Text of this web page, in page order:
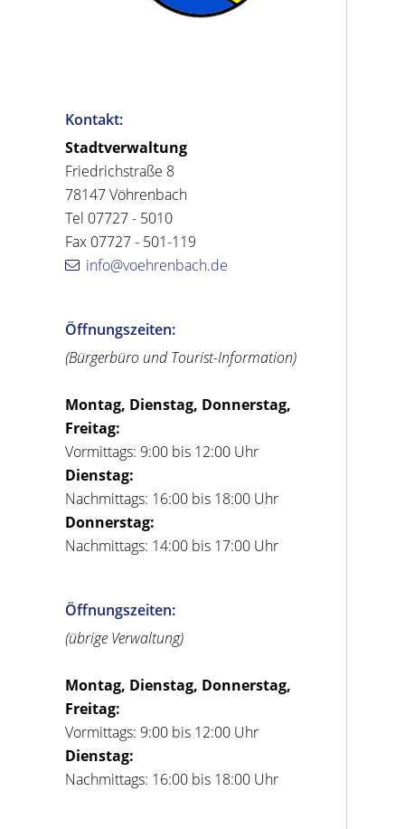
Kontakt:
Stadtverwaltung
Friedrichstraße 8
78147 Vöhrenbach
Tel 07727 - 5010
Fax 07727 - 501-119
info@voehrenbach.de
Öffnungszeiten:
(Bürgerbüro und Tourist-Information)
Montag, Dienstag, Donnerstag,
Freitag:
Vormittags: 9:00 bis 12:00 Uhr
Dienstag:
Nachmittags: 16:00 bis 18:00 Uhr
Donnerstag:
Nachmittags: 14:00 bis 17:00 Uhr
Öffnungszeiten:
(übrige Verwaltung)
Montag, Dienstag, Donnerstag,
Freitag:
Vormittags: 9:00 bis 12:00 Uhr
Dienstag:
Nachmittags: 16:00 bis 18:00 Uhr